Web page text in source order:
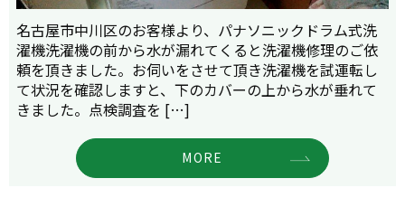
名古屋市中川区のお客様より、パナソニックドラム式洗
濯機洗濯機の前から水が漏れてくると洗濯機修理のご依
頼を頂きました。お伺いをさせて頂き洗濯機を試運転し
て状況を確認しますと、下のカバーの上から水が垂れて
きました。点検調査を […]
MORE